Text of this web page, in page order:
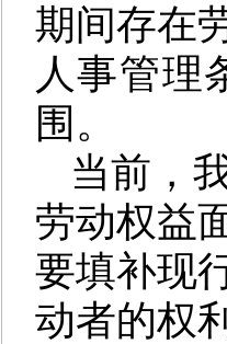
期间存在
人事管理
围。
当前，
劳动权益
要填补现
动者的权